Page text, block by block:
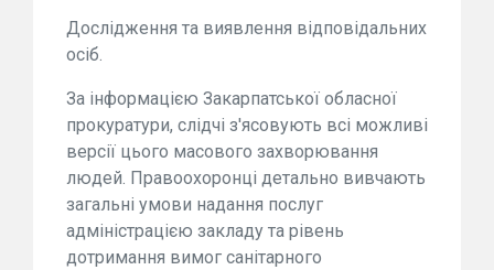
Дослідження та виявлення відповідальних
осіб.
За інформацією Закарпатської обласної
прокуратури, слідчі з'ясовують всі можливі
версії цього масового захворювання
людей. Правоохоронці детально вивчають
загальні умови надання послуг
адміністрацією закладу та рівень
дотримання вимог санітарного